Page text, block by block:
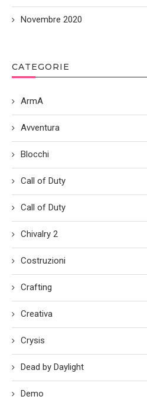
Novembre 2020
CATEGORIE
ArmA
Avventura
Blocchi
Call of Duty
Call of Duty
Chivalry 2
Costruzioni
Crafting
Creativa
Crysis
Dead by Daylight
Demo